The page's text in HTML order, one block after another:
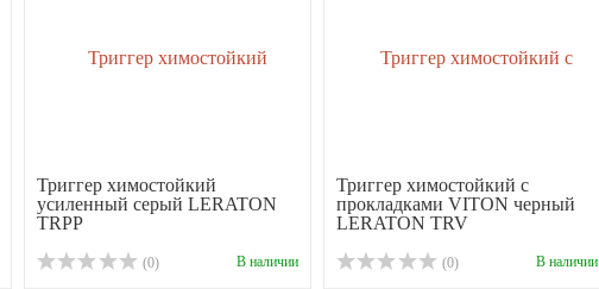
Триггер химостойкий
усиленный серый LERATON
TRPP
(0) В наличии
Триггер химостойкий с
прокладками VITON черный
LERATON TRV
(0) В наличии